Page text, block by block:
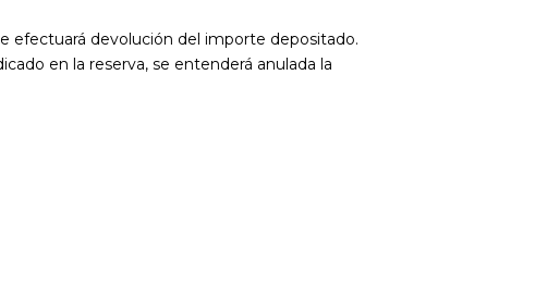
efectuará devolución del importe depositado.
en la reserva, se entenderá anulada la